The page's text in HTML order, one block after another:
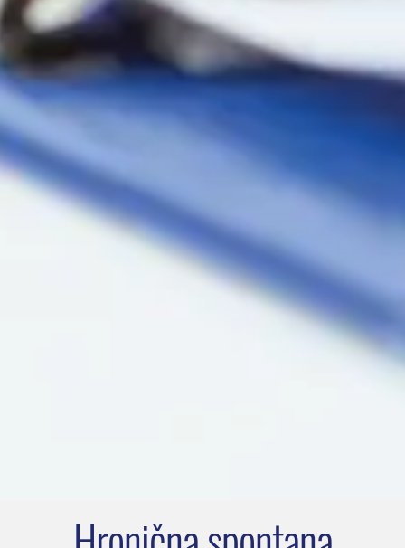

Dodirnite za poziv
(018) 572-795
Poliklinika i laboratorija
Bocokić Niš
(018) 572-795
kontakt@privatnaklinika.rs